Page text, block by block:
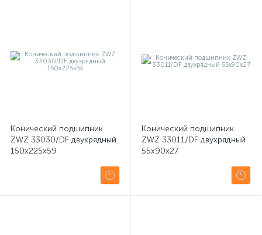
Конический подшипник
ZWZ 33030/DF двухрядный
150x225x59
Конический подшипник
ZWZ 33011/DF двухрядный
55x90x27